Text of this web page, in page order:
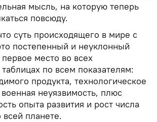
мысль, на которую теперь
повсюду.
суть происходящего в мире с
постепенный и неуклонный
место во всех
таблицах по всем показателям:
продукта, технологическое
неуязвимость, плюс
опыта развития и рост числа
всей планете.